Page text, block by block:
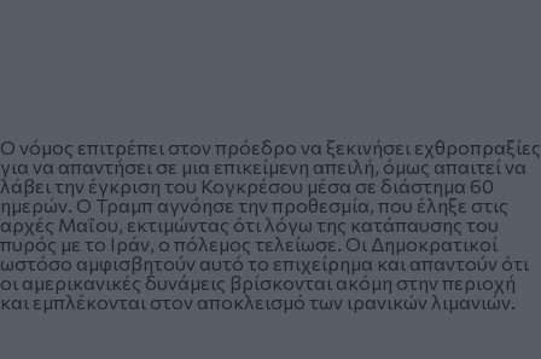
Ο νόμος επιτρέπει στον πρόεδρο να ξεκινήσει εχθροπραξίες
για να απαντήσει σε μια επικείμενη απειλή, όμως απαιτεί να
λάβει την έγκριση του Κογκρέσου μέσα σε διάστημα 60
ημερών. Ο Τραμπ αγνόησε την προθεσμία, που έληξε στις
αρχές Μαΐου, εκτιμώντας ότι λόγω της κατάπαυσης του
πυρός με το Ιράν, ο πόλεμος τελείωσε. Οι Δημοκρατικοί
ωστόσο αμφισβητούν αυτό το επιχείρημα και απαντούν ότι
οι αμερικανικές δυνάμεις βρίσκονται ακόμη στην περιοχή
και εμπλέκονται στον αποκλεισμό των ιρανικών λιμανιών.